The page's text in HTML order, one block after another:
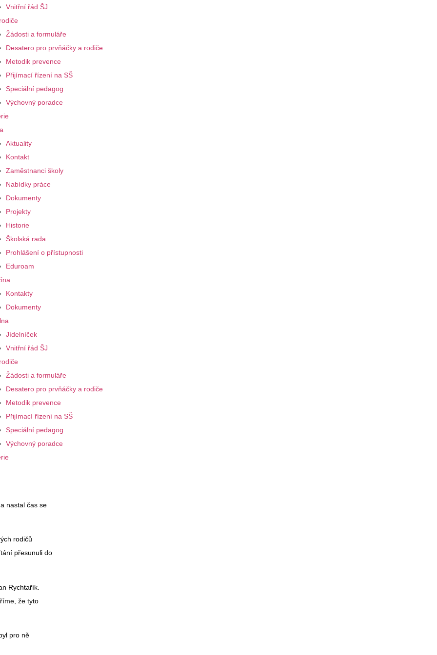
Vnitřní řád ŠJ
Žádosti a formuláře
Desatero pro prvňáčky a rodiče
Metodik prevence
Přijímací řízení na SŠ
Speciální pedagog
Výchovný poradce
Aktuality
Kontakt
Zaměstnanci školy
Nabídky práce
Dokumenty
Projekty
Historie
Školská rada
Prohlášení o přístupnosti
Eduroam
Kontakty
Dokumenty
Jídelníček
Vnitřní řád ŠJ
Žádosti a formuláře
Desatero pro prvňáčky a rodiče
Metodik prevence
Přijímací řízení na SŠ
Speciální pedagog
Výchovný poradce
nastal čas se
rodičů
přesunuli do
Rychtařík.
že tyto
pro ně